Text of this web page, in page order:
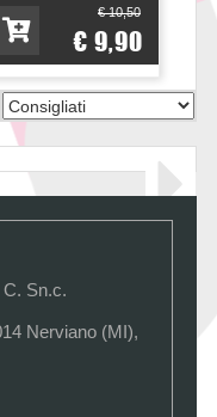
€ 10,50
€ 9,90
Sn.c.
Nerviano (MI),